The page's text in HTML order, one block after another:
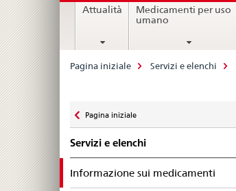
Navigation
Attualità
Medicamenti per uso
umano
Breadcrumb
Pagina iniziale Servizi e elenchi
zu
Pagina iniziale
Servizi e elenchi
Informazione sui medicamenti